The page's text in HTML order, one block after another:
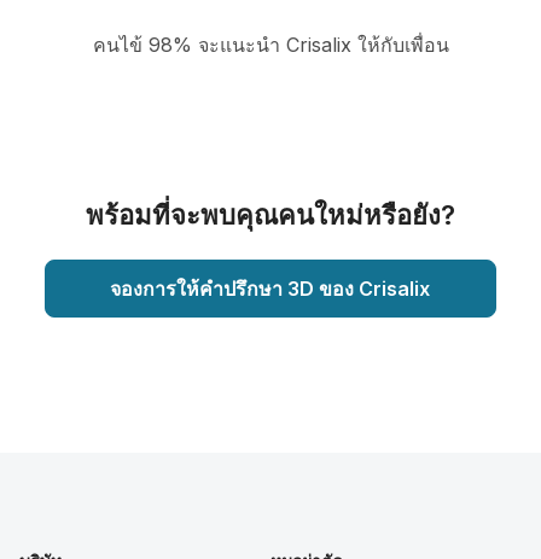
คนไข้ 98% จะแนะนำ Crisalix ให้กับเพื่อน
พร้อมที่จะพบคุณคนใหม่หรือยัง?
จองการให้คำปรึกษา 3D ของ Crisalix